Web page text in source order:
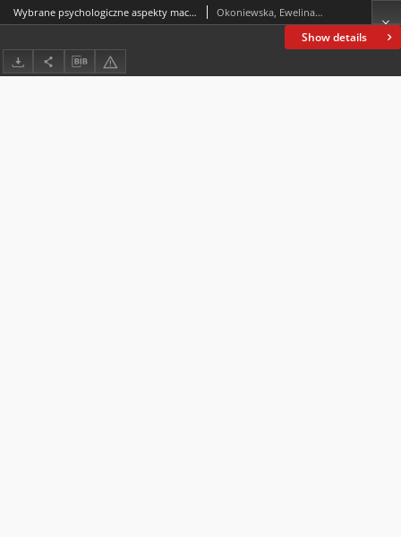
Show details
Wybrane psychologiczne aspekty macierzyństwa. Warsztaty wzmacniające kompetencje społeczne kobiet Okoniewska, Ewelina; Gwiazdowska-Stańczak, Sylwia